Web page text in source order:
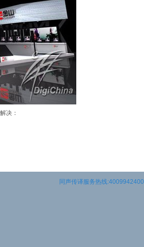
决：
同声传译服务热线:4009942400